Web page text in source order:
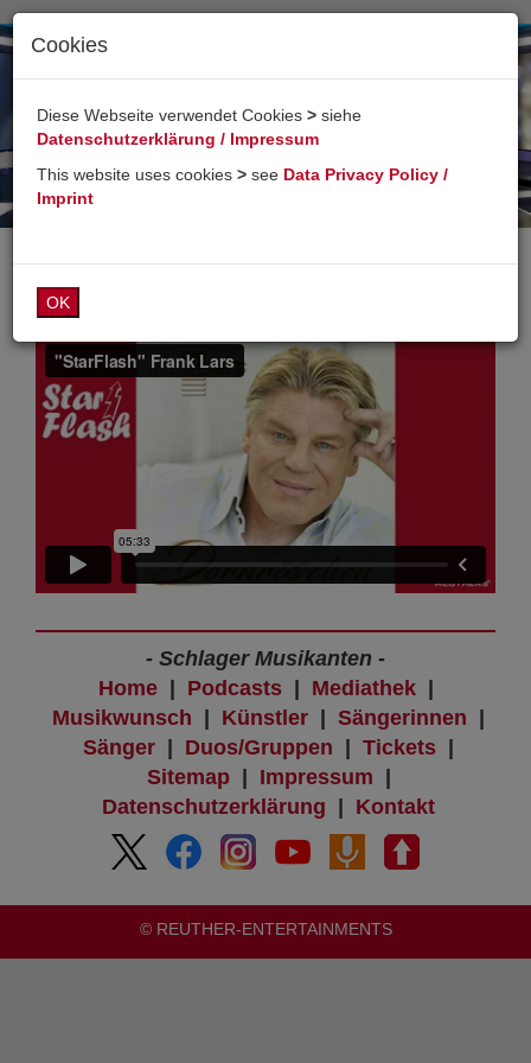
Toggle
- Schlager Musikanten -
Home| Podcasts| Mediathek|
Musikwunsch | Künstler | Sängerinnen |
Sänger | Duos/Gruppen | Tickets |
Sitemap| Impressum |
Datenschutzerklärung | Kontakt
© REUTHER-ENTERTAINMENTS
Cookies
Diese Webseite verwendet Cookies > siehe
Datenschutzerklärung / Impressum
This website uses cookies > see Data Privacy Policy /
Imprint
OK